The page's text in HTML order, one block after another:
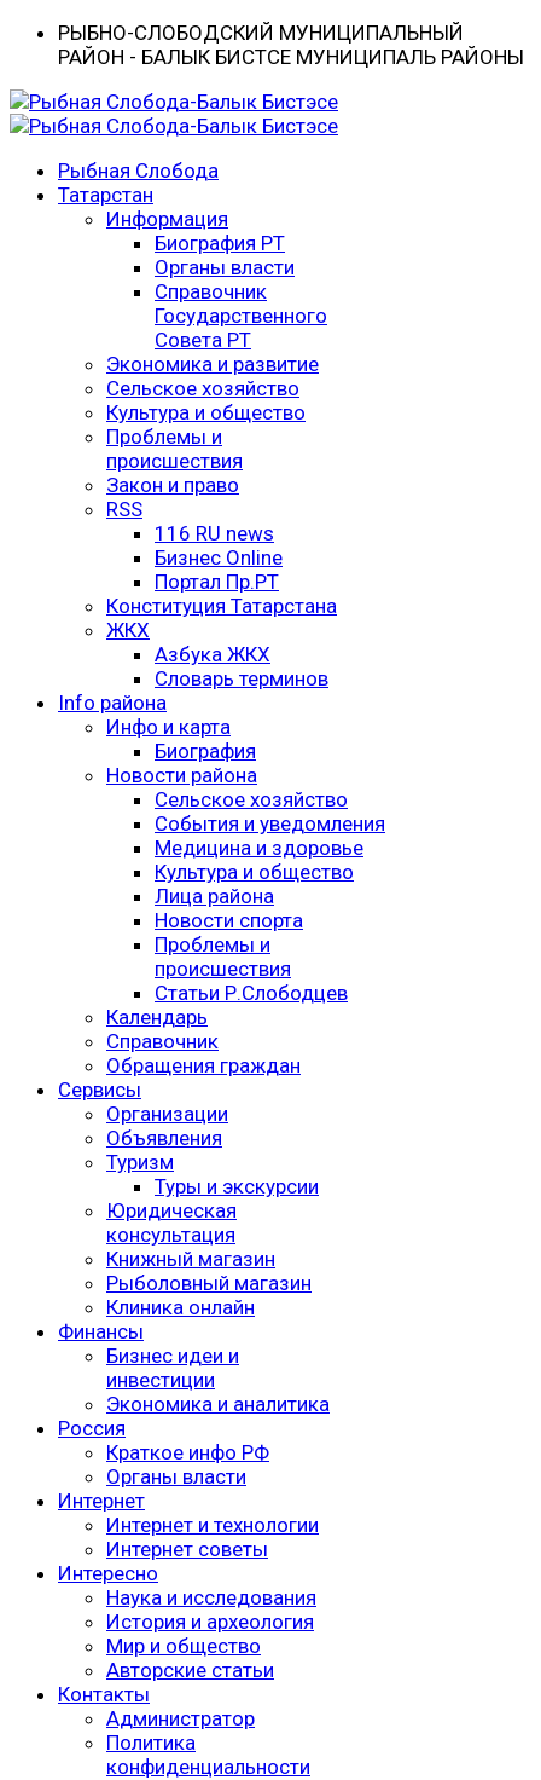
РЫБНО-CЛОБОДСКИЙ МУНИЦИПАЛЬНЫЙ
РАЙОН - БАЛЫК БИСТӘСЕ МУНИЦИПАЛЬ РАЙОНЫ
Рыбная Слобода
Татарстан
Информация
Биография РТ
Органы власти
Справочник
Государственного
Совета РТ
Экономика и развитие
Сельское хозяйство
Культура и общество
Проблемы и
происшествия
Закон и право
RSS
116 RU news
Бизнес Online
Портал Пр.РТ
Конституция Татарстана
ЖКХ
Азбука ЖКХ
Словарь терминов
Info района
Инфо и карта
Биография
Новости района
Сельское хозяйство
События и уведомления
Медицина и здоровье
Культура и общество
Лица района
Новости спорта
Проблемы и
происшествия
Статьи Р.Слободцев
Календарь
Справочник
Обращения граждан
Сервисы
Организации
Объявления
Туризм
Туры и экскурсии
Юридическая
консультация
Книжный магазин
Рыболовный магазин
Клиника онлайн
Финансы
Бизнес идеи и
инвестиции
Экономика и аналитика
Россия
Краткое инфо РФ
Органы власти
Интернет
Интернет и технологии
Интернет советы
Интересно
Наука и исследования
История и археология
Мир и общество
Авторские статьи
Контакты
Администратор
Политика
конфиденциальности